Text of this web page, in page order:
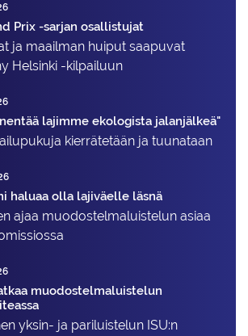
Prix -sarjan osallistujat
ja maailman huiput saapuvat
Helsinki -kilpailuun
lajimme ekologista jalanjälkeä"
kierrätetään ja tuunataan
haluaa olla lajiväelle läsnä
ajaa muodostelma­luistelun asiaa
muodostelmaluistelun
yksin- ja pariluistelun ISU:n